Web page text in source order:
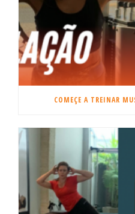
COMEÇE A TREINAR